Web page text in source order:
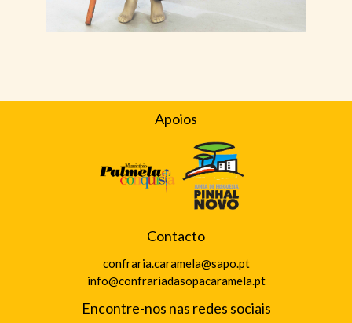
Apoios
Contacto
confraria.caramela@sapo.pt
info@confrariadasopacaramela.pt
Encontre-nos nas redes sociais